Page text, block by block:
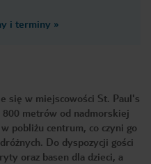
i terminy »
się w miejscowości St. Paul's
800 metrów od nadmorskiej
pobliżu centrum, co czyni go
Do dyspozycji gości
oraz basen dla dzieci, a